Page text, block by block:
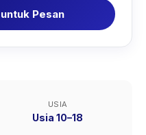
Pesan
USIA
Usia 10–18